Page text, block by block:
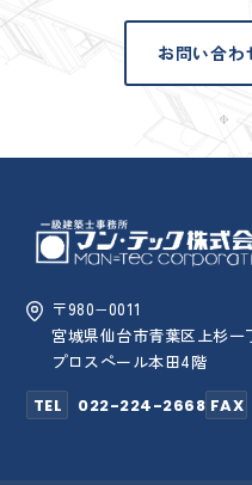
お問い合わ
〒980−0011
宮城県仙台市青葉区上杉一
プロスペール本田4階
TEL
022-224-2668 FAX